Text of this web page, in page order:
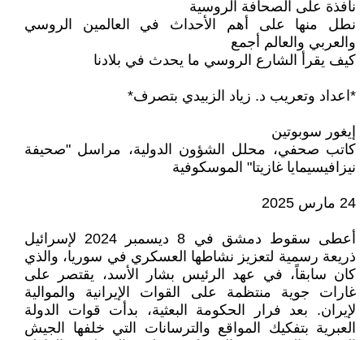
نافذة على الصحافة الروسية
نطل منها على أهم الأحداث في العالمين الروسي
والعربي والعالم أجمع
كيف يقرأ الشارع الروسي ما يحدث في بلادنا
*اعداد وتعريب د. زياد الزبيدي بتصرف*
إيغور سوبوتين
كاتب صحفي، محلل الشؤون الدولية، مراسل "صحيفة
نيزافيسيمايا غازيتا" الموسكوفية
24 مارس 2025
أعطى سقوط دمشق في 8 ديسمبر 2024 لإسرائيل
ذريعة رسمية لتعزيز نشاطها العسكري في سوريا، والذي
كان سابقاً، في عهد الرئيس بشار الأسد، يقتصر على
غارات جوية منتظمة على القوات الإيرانية والموالية
لإيران. بعد فرار الحكومة البعثية، بدأت قوات الدولة
العبرية بتفكيك المواقع والترسانات التي خلفها الجيش